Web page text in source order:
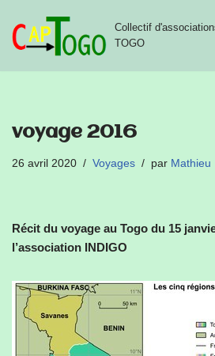
Aller
Collectif
TOGO
voyage 2016
26 avril 2020 Voyages par Mathieu
Récit du voyage au Togo du 15
l’association INDIGO